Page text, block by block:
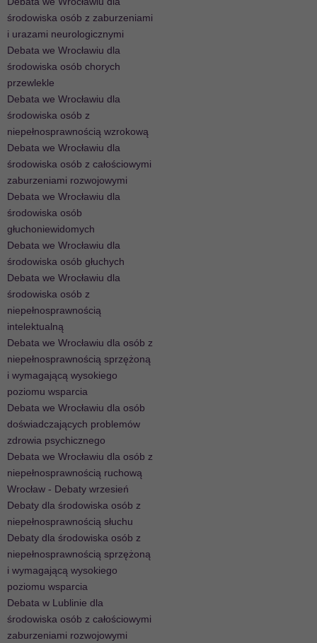
środowiska osób z zaburzeniami
i urazami neurologicznymi
Debata we Wrocławiu dla
środowiska osób chorych
przewlekle
Debata we Wrocławiu dla
środowiska osób z
niepełnosprawnością wzrokową
Debata we Wrocławiu dla
środowiska osób z całościowymi
zaburzeniami rozwojowymi
Debata we Wrocławiu dla
środowiska osób
głuchoniewidomych
Debata we Wrocławiu dla
środowiska osób głuchych
Debata we Wrocławiu dla
środowiska osób z
niepełnosprawnością
intelektualną
Debata we Wrocławiu dla osób z
niepełnosprawnością sprzężoną
i wymagającą wysokiego
poziomu wsparcia
Debata we Wrocławiu dla osób
doświadczających problemów
zdrowia psychicznego
Debata we Wrocławiu dla osób z
niepełnosprawnością ruchową
Wrocław - Debaty wrzesień
Debaty dla środowiska osób z
niepełnosprawnością słuchu
Debaty dla środowiska osób z
niepełnosprawnością sprzężoną
i wymagającą wysokiego
poziomu wsparcia
Debata w Lublinie dla
środowiska osób z całościowymi
zaburzeniami rozwojowymi